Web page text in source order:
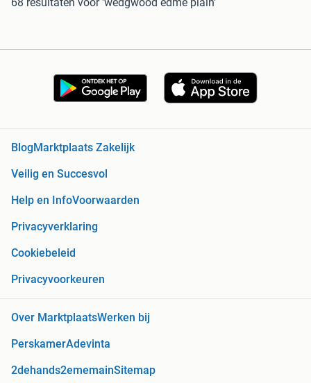
BlogMarktplaats Zakelijk
Veilig en Succesvol
Help en InfoVoorwaarden
Privacyverklaring
Cookiebeleid
Privacyvoorkeuren
Over MarktplaatsWerken bij
PerskamerAdevinta
2dehands2ememainSitemap